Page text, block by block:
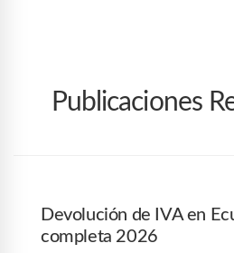
Publicaciones
Devolución de IVA en
completa 2026